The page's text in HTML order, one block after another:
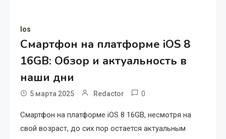
Ios
Смартфон на платформе iOS 8
16GB: Обзор и актуальность в
наши дни
5 марта 2025 Redactor 0
Смартфон на платформе iOS 8 16GB, несмотря на
свой возраст, до сих пор остается актуальным